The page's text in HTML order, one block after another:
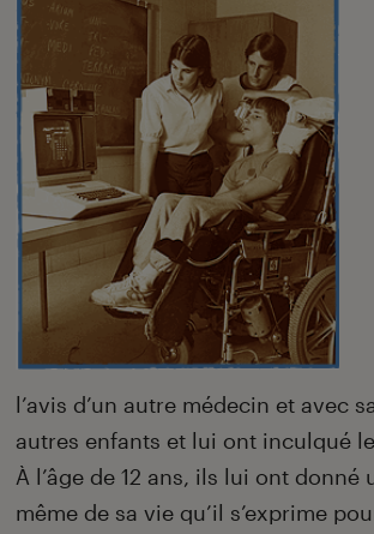
l’avis d’un autre médecin et avec
autres enfants et lui ont inculqué
À l’âge de 12 ans, ils lui ont donné
même de sa vie qu’il s’exprime